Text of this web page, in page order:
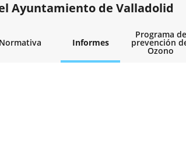
up
window.
Ayuntamiento de Valladolid
Normativa Informes
Programa de
prevención
Ozono